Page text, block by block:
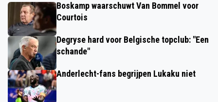
Boskamp waarschuwt Van Bommel voor
Courtois
Degryse hard voor Belgische topclub: "Een
schande"
Anderlecht-fans begrijpen Lukaku niet